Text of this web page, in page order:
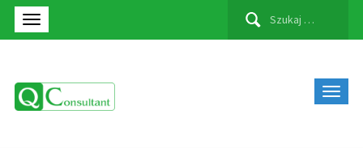
Szukaj: